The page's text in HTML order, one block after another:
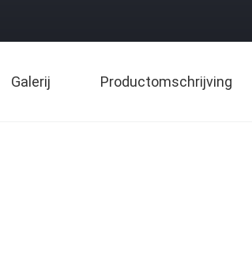
Galerij Productomschrijving